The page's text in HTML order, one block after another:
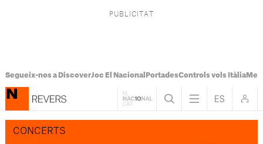
Segueix-nos a DiscoverJoc El Nacional PortadesControls vols Itàlia
CONCERTS